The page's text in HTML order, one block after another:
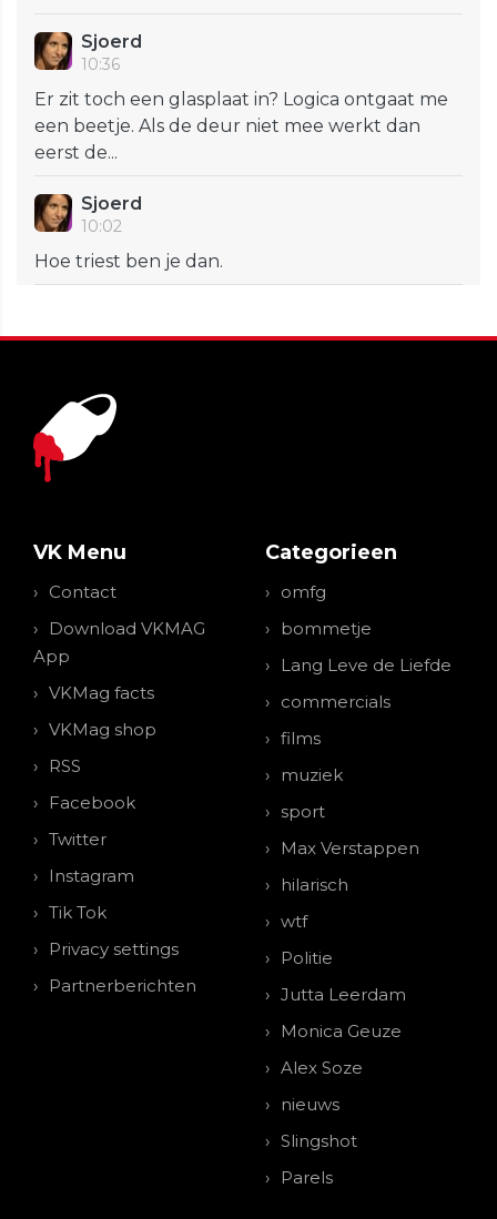
Sjoerd
10:36
Er zit toch een glasplaat in? Logica ontgaat me
een beetje. Als de deur niet mee werkt dan
eerst de...
Sjoerd
10:02
Hoe triest ben je dan.
VK Menu
Contact
Download VKMAG
App
VKMag facts
VKMag shop
RSS
Facebook
Twitter
Instagram
Tik Tok
Privacy settings
Partnerberichten
Categorieen
omfg
bommetje
Lang Leve de Liefde
commercials
films
muziek
sport
Max Verstappen
hilarisch
wtf
Politie
Jutta Leerdam
Monica Geuze
Alex Soze
nieuws
Slingshot
Parels